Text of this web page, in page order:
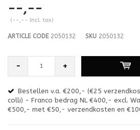
--,--
(--,-- Incl. tax)
ARTICLE CODE2050132 SKU 2050132
- +
Bestellen v.a. €200,- (€25
colli) - Franco bedrag NL €400,- excl.
€500,- met €50,- verzendkosten en